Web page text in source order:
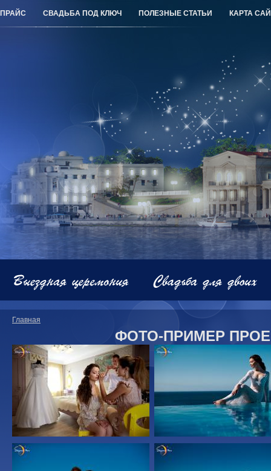
ПРАЙС СВАДЬБА ПОД КЛЮЧ ПОЛЕЗНЫЕ СТАТЬИ КАРТА
Главная
ФОТО-ПРИМЕР